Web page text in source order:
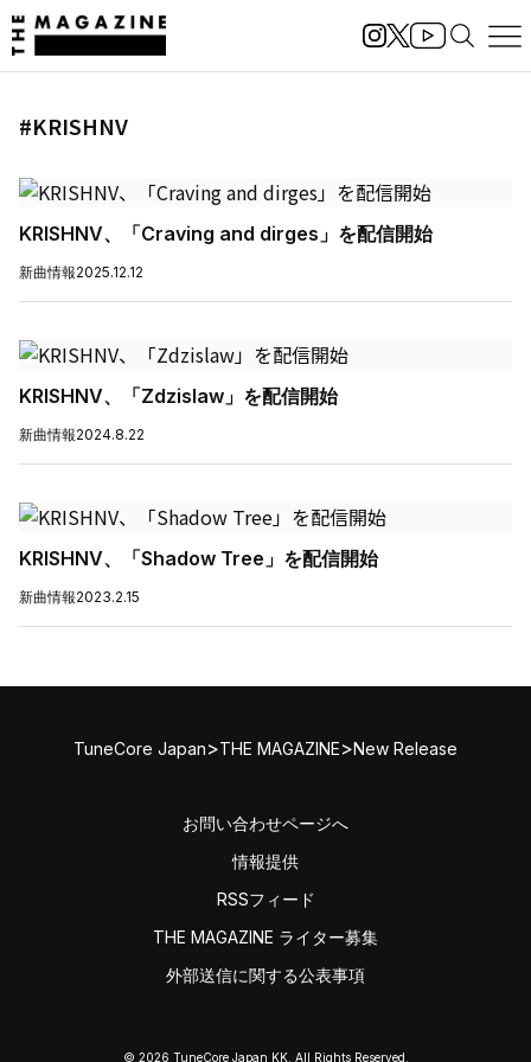
#KRISHNV
KRISHNV、「Craving and dirges」を配信開始
新曲情報2025.12.12
KRISHNV、「Zdzislaw」を配信開始
新曲情報2024.8.22
KRISHNV、「Shadow Tree」を配信開始
新曲情報2023.2.15
TuneCore Japan>THE MAGAZINE>New Release
お問い合わせページへ
情報提供
RSSフィード
THE MAGAZINE ライター募集
外部送信に関する公表事項
© 2026 TuneCore Japan KK. All Rights Reserved.